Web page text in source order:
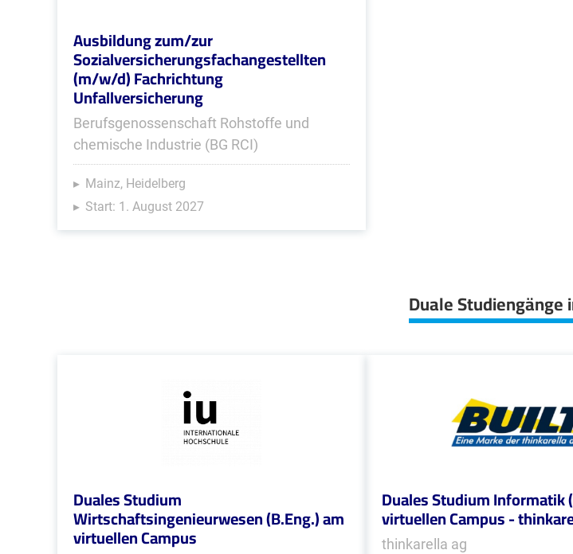
Ausbildung zum/zur
Sozialversicherungsfachangestellten
(m/w/d) Fachrichtung
Unfallversicherung
Berufsgenossenschaft Rohstoffe und
chemische Industrie (BG RCI)
Mainz, Heidelberg
Start: 1. August 2027
Duale Studiengänge
Duales Studium
Wirtschaftsingenieurwesen (B.Eng.) am
virtuellen Campus
Duales Studium Informatik
virtuellen Campus -
thinkarella ag